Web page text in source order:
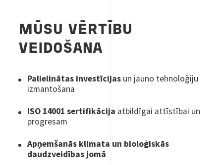
MŪSU VĒRTĪBU
VEIDOŠANA
Palielinātas investīcijas un jauno tehnoloģiju
izmantošana
ISO 14001 sertifikācija atbildīgai attīstībai un
progresam
Apņemšanās klimata un bioloģiskās
daudzveidības jomā